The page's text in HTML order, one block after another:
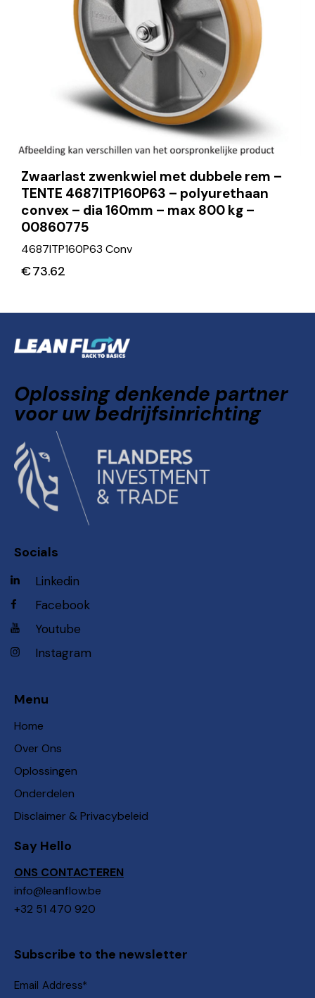
Zwaarlast zwenkwiel met dubbele rem –
TENTE 4687ITP160P63 – polyurethaan
convex – dia 160mm – max 800 kg –
00860775
4687ITP160P63 Conv
€73.62
Oplossing denkende partner
voor uw bedrijfsinrichting
Socials
Linkedin
Facebook
Youtube
Instagram
Menu
Home
Over Ons
Oplossingen
Onderdelen
Disclaimer & Privacybeleid
Say Hello
ONS CONTACTEREN
info@leanflow.be
+32 51 470 920
Subscribe to the newsletter